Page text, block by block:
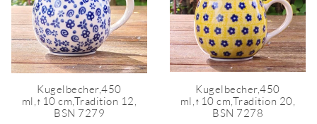
Kugelbecher,450
ml,↑10 cm,Tradition 12,
BSN 7279
Kugelbecher,450
ml,↑10 cm,Tradition 20,
BSN 7278